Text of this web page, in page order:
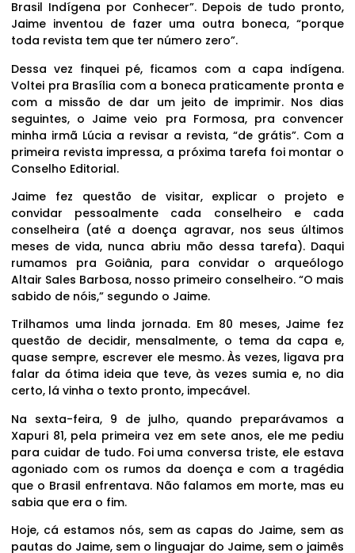
Brasil Indígena por Conhecer”. Depois de tudo pronto,
Jaime inventou de fazer uma outra boneca, “porque
toda revista tem que ter número zero”.
Dessa vez finquei pé, ficamos com a capa indígena.
Voltei pra Brasília com a boneca praticamente pronta e
com a missão de dar um jeito de imprimir. Nos dias
seguintes, o Jaime veio pra Formosa, pra convencer
minha irmã Lúcia a revisar a revista, “de grátis”. Com a
primeira revista impressa, a próxima tarefa foi montar o
Conselho Editorial.
Jaime fez questão de visitar, explicar o projeto e
convidar pessoalmente cada conselheiro e cada
conselheira (até a doença agravar, nos seus últimos
meses de vida, nunca abriu mão dessa tarefa). Daqui
rumamos pra Goiânia, para convidar o arqueólogo
Altair Sales Barbosa, nosso primeiro conselheiro. “O mais
sabido de nóis,” segundo o Jaime.
Trilhamos uma linda jornada. Em 80 meses, Jaime fez
questão de decidir, mensalmente, o tema da capa e,
quase sempre, escrever ele mesmo. Às vezes, ligava pra
falar da ótima ideia que teve, às vezes sumia e, no dia
certo, lá vinha o texto pronto, impecável.
Na sexta-feira, 9 de julho, quando preparávamos a
Xapuri 81, pela primeira vez em sete anos, ele me pediu
para cuidar de tudo. Foi uma conversa triste, ele estava
agoniado com os rumos da doença e com a tragédia
que o Brasil enfrentava. Não falamos em morte, mas eu
sabia que era o fim.
Hoje, cá estamos nós, sem as capas do Jaime, sem as
pautas do Jaime, sem o linguajar do Jaime, sem o jaimês